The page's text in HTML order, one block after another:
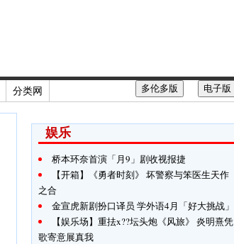
分类网 电子版
多伦多版
娱乐
桥本环奈首演「月9」剧收视报捷
【开箱】《勇者时刻》 坏警察与笨医生天作
之合
金宣虎新剧扮口译员 学外语4月「好大挑战」
【娱乐场】重抾x??坛头炮《风旅》 炎明熹凭
歌寄意展真我